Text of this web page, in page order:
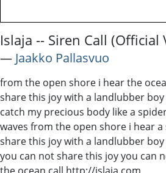
Islaja -- Siren Call (Official
― Jaakko Pallasvuo
from the open shore i hear the
share this joy with a landlubber
catch my precious body like a
waves from the open shore i hear
share this joy with a landlubber
you can not share this joy you can